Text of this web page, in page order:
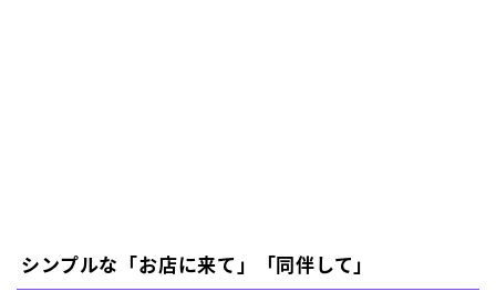
シンプルな「お店に来て」「同伴して」